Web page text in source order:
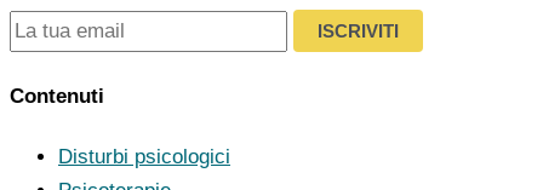
ISCRIVITI
Contenuti
Disturbi psicologici